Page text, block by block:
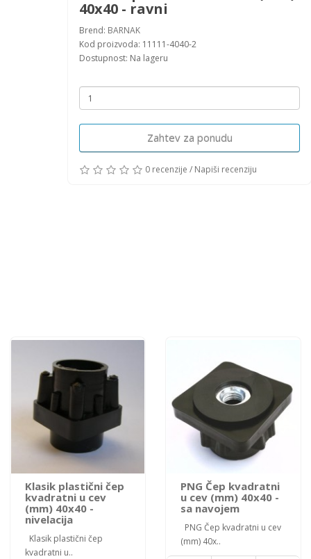
40x40 - ravni
Brend: BARNAK
Kod proizvoda: 11111-4040-2
Dostupnost: Na lageru
Zahtev za ponudu
0 recenzije / Napiši recenziju
Klasik plastični čep
kvadratni u cev
(mm) 40x40 -
nivelacija
Klasik plastični čep
kvadratni u..
PNG Čep kvadratni
u cev (mm) 40x40 -
sa navojem
PNG Čep kvadratni u cev
(mm) 40x..